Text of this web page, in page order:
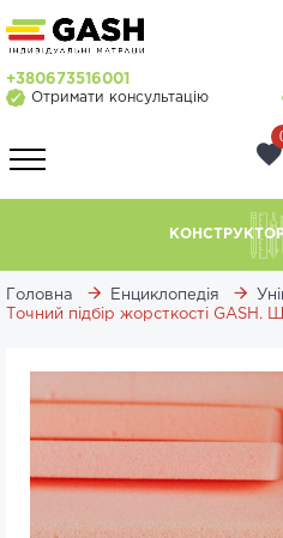
+380673516001
Отримати консультацію
Головна Енциклопедія
Точний підбір жорсткості GASH.